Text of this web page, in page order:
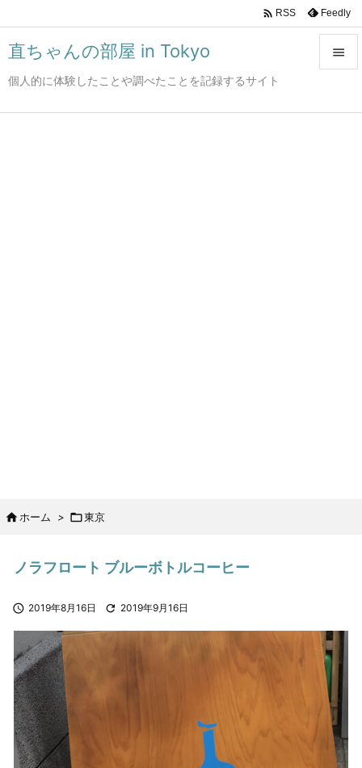
直ちゃんの部屋 in Tokyo
個人的に体験したことや調べたことを記録するサイト

 RSS Feedly
 ホーム > 東京
ノラフロート ブルーボトルコーヒー
 2019年8月16日  2019年9月16日